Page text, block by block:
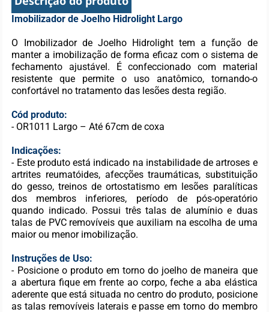
Imobilizador de Joelho Hidrolight Largo
O Imobilizador de Joelho Hidrolight tem a função de
manter a imobilização de forma eficaz com o sistema de
fechamento ajustável. É confeccionado com material
resistente que permite o uso anatômico, tornando-o
confortável no tratamento das lesões desta região.
Cód produto:
- OR1011 Largo – Até 67cm de coxa
Indicações:
- Este produto está indicado na instabilidade de artroses e
artrites reumatóides, afecções traumáticas, substituição
do gesso, treinos de ortostatismo em lesões paralíticas
dos membros inferiores, período de pós-operatório
quando indicado. Possui três talas de alumínio e duas
talas de PVC removíveis que auxiliam na escolha de uma
maior ou menor imobilização.
Instruções de Uso:
- Posicione o produto em torno do joelho de maneira que
a abertura fique em frente ao corpo, feche a aba elástica
aderente que está situada no centro do produto, posicione
as talas removíveis laterais e passe em torno do membro